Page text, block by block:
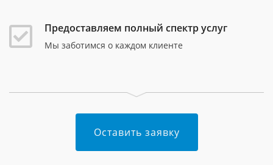
Предоставляем полный спектр услуг
Мы заботимся о каждом клиенте
Оставить заявку